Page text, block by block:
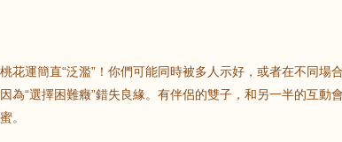
花運簡直“泛濫”！你們可能同時被多人示好，或者在不同場
為“選擇困難癥”錯失良緣。有伴侶的雙子，和另一半的互動
。